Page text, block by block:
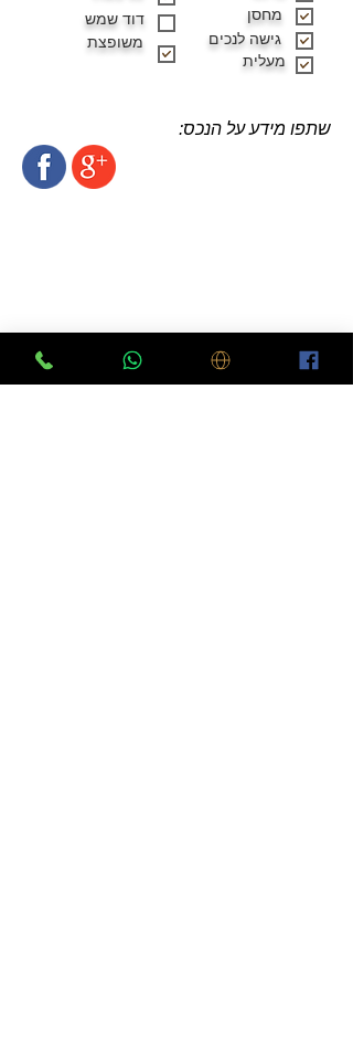
דוד שמש
משופצת
מחסן
גישה לנכים
מעלית
שתפו מידע על הנכס: